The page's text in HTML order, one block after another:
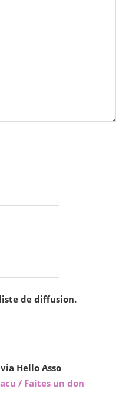
de diffusion.
Hello Asso
/ Faites un don